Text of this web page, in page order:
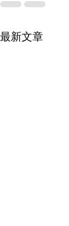
最新文章